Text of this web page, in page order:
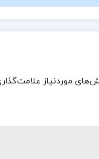
موردنیاز